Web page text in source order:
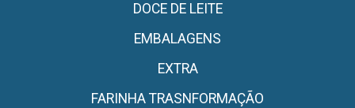
DOCE DE LEITE
EMBALAGENS
EXTRA
FARINHA TRASNFORMAÇÃO